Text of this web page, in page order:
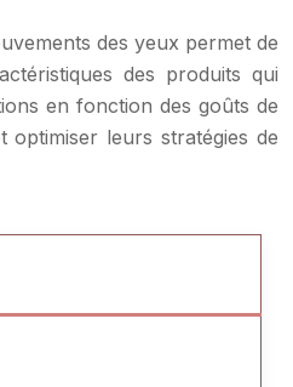
des yeux permet de
des produits qui
en fonction des goûts de
leurs stratégies de